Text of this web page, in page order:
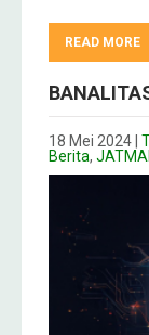
READ MORE
18 Mei 2024
Berita,